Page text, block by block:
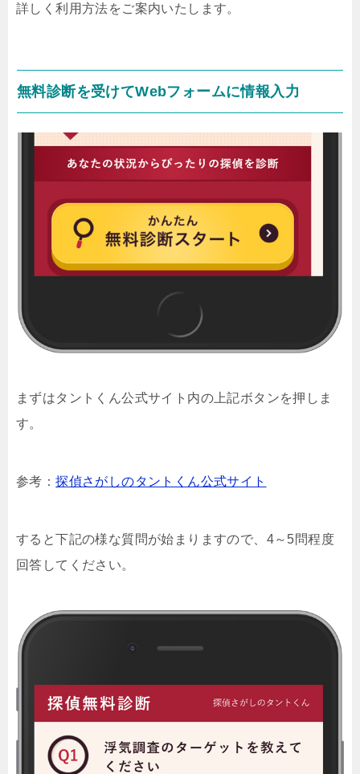
詳しく利用方法をご案内いたします。
無料診断を受けてWebフォームに情報入力
まずはタントくん公式サイト内の上記ボタンを押しま
す。
参考：探偵さがしのタントくん公式サイト
すると下記の様な質問が始まりますので、4～5問程度
回答してください。